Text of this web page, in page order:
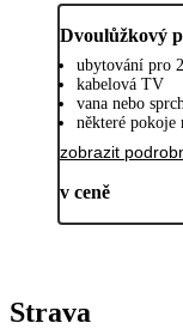
Dvoulůžkový
ubytování pro
kabelová TV
vana nebo
některé pokoje
zobrazit
v ceně
Strava